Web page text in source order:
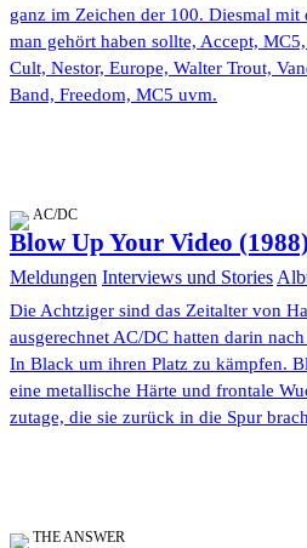
ganz im Zeichen der 100. Diesmal
man gehört haben sollte, Accept,
Cult, Nestor, Europe, Walter Trout,
Band, Freedom, MC5 uvm.
AC/DC
Blow Up Your Video (1988)
Meldungen Interviews und Stories
Die Achtziger sind das Zeitalter von
ausgerechnet AC/DC hatten darin
In Black um ihren Platz zu kämpfen.
eine metallische Härte und frontale
zutage, die sie zurück in die Spur
THE ANSWER